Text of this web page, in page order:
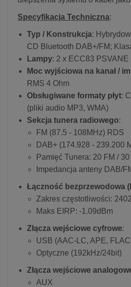
Specyfikacja Techniczna:
Typ / Konstrukcja:
CD Bluetooth DAB+/FM;
Lampy: 2 x ECC83
Moc wyjściowa na kanał /
RMS 4 Ohm
Obsługiwane formaty płyt:
(pliki audio MP3, WMA)
Sekcja tunera radiowego:
FM (87.5 - 108MHz) RDS
DAB+ (174.928 - 239.200
Pamięć Tunera: 20 FM /
Impedancja anteny DAB/
Łączność bezprzewodowa
Zakres częstotliwości:
Maks EIRP: -1.09dBm
Złącza wejściowe cyfrowe:
USB (AAC-LC, APE,
Optyczne (192kHz/24bit)
Złącza wejściowe
AUX